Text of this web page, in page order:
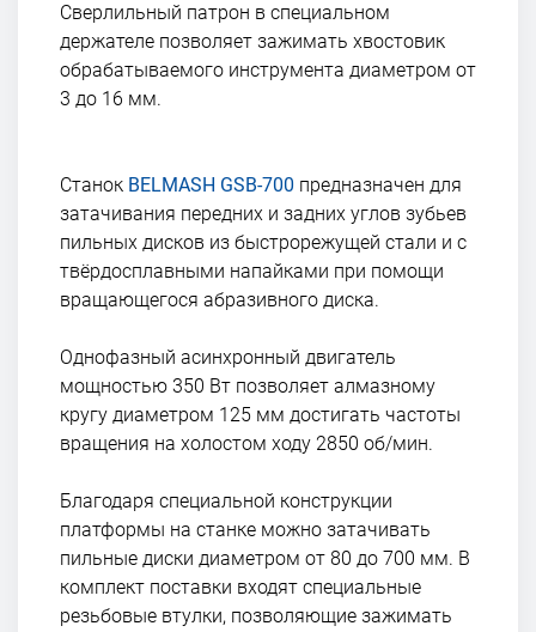
Сверлильный патрон в специальном
держателе позволяет зажимать хвостовик
обрабатываемого инструмента диаметром от
3 до 16 мм.
Станок BELMASH GSB-700 предназначен для
затачивания передних и задних углов зубьев
пильных дисков из быстрорежущей стали и с
твёрдосплавными напайками при помощи
вращающегося абразивного диска.
Однофазный асинхронный двигатель
мощностью 350 Вт позволяет алмазному
кругу диаметром 125 мм достигать частоты
вращения на холостом ходу 2850 об/мин.
Благодаря специальной конструкции
платформы на станке можно затачивать
пильные диски диаметром от 80 до 700 мм. В
комплект поставки входят специальные
резьбовые втулки, позволяющие зажимать